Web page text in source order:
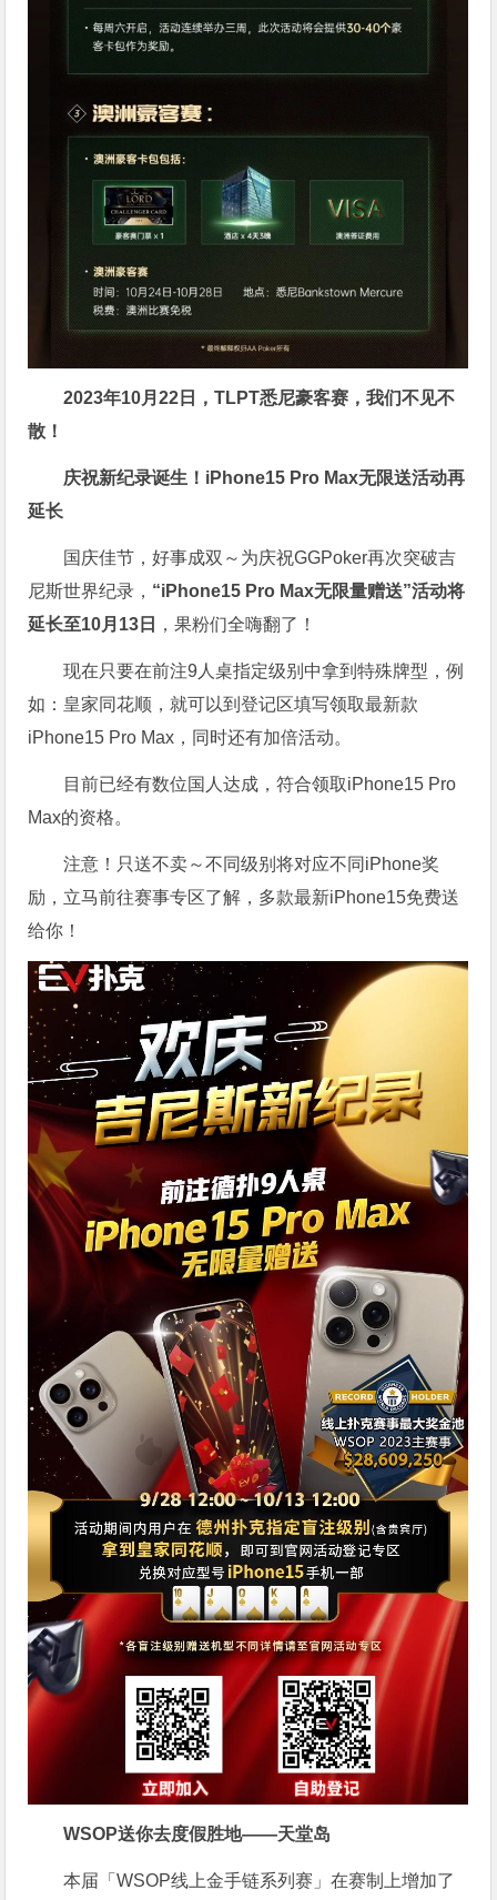
2023年10月22日，TLPT悉尼豪客赛，我们不见不
散！
庆祝新纪录诞生！ iPhone15 Pro Max无限送活动再
延长
国庆佳节，好事成双～为庆祝GGPoker再次突破吉
尼斯世界纪录， “iPhone15 Pro Max无限量赠送”活动将
延长至10月13日
，果粉们全嗨翻了！
现在只要在前注9人桌指定级别中拿到特殊牌型，例
如：皇家同花顺，就可以到登记区填写领取最新款
iPhone15 Pro Max，同时还有加倍活动。
目前已经有数位国人达成，符合领取iPhone15 Pro
Max的资格。
注意！只送不卖～不同级别将对应不同iPhone奖
励，立马前往赛事专区了解，多款最新iPhone15免费送
给你！
WSOP送你去度假胜地——天堂岛
本届「WSOP线上金手链系列赛」在赛制上增加了